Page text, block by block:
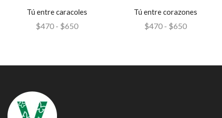
Tú entre caracoles
$470 - $650
Tú entre corazones
$470 - $650